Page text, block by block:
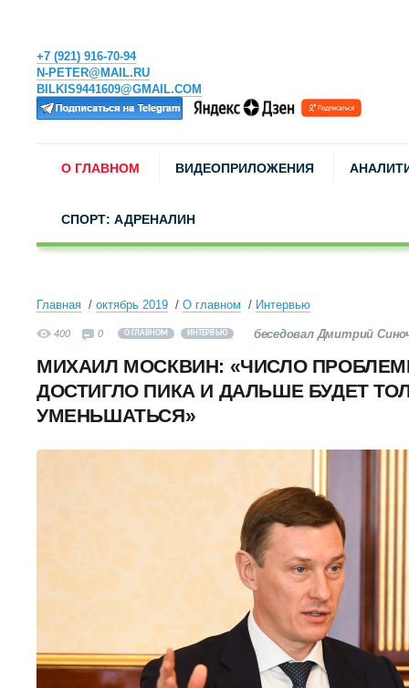
+7 (921) 916-70-94
N-PETER@MAIL.RU
BILKIS9441609@GMAIL.COM
О ГЛАВНОМ ВИДЕОПРИЛОЖЕНИЯ
СПОРТ: АДРЕНАЛИН
Главная октябрь 2019 О главном Интервью
400 0 О ГЛАВНОМ ИНТЕРВЬЮ беседовал Дмитрий
МИХАИЛ МОСКВИН: «ЧИСЛО
ДОСТИГЛО ПИКА И ДАЛЬШЕ БУДЕТ
УМЕНЬШАТЬСЯ»